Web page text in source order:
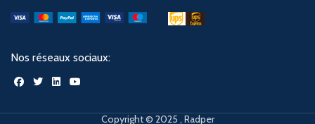
Nos réseaux sociaux:
Copyright © 2025 , Radper